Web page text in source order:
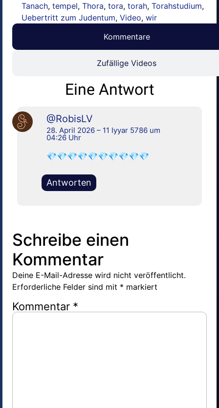
Tanach, tempel, Thora, tora, torah, Torahstudium,
Uebertritt zum Judentum, Video, wir
Kommentare
Zufällige Videos
Eine Antwort
@RobisLV
28. April 2026 – 11 Iyyar 5786 um
04:26 Uhr
💎💎💎💎💎💎💎💎💎💎
Antworten
Schreibe einen
Kommentar
Deine E-Mail-Adresse wird nicht veröffentlicht.
Erforderliche Felder sind mit * markiert
Kommentar *